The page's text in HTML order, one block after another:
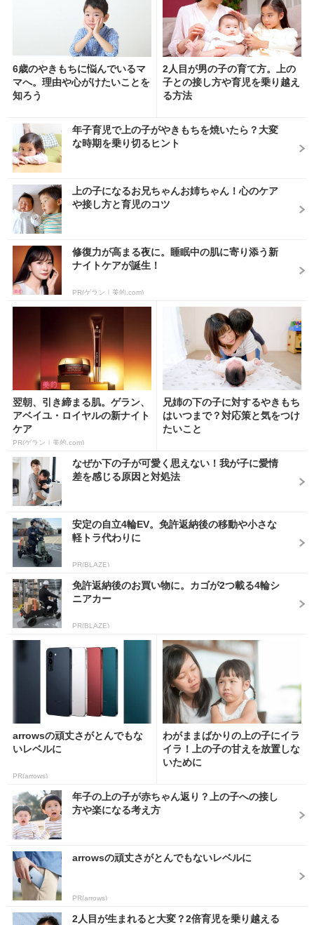
6歳のやきもちに悩んでいるマ
マへ。理由や心がけたいことを
知ろう
2人目が男の子の育て方。上の
子との接し方や育児を乗り越え
る方法
年子育児で上の子がやきもちを焼いたら？大変
な時期を乗り切るヒント
上の子になるお兄ちゃんお姉ちゃん！心のケア
や接し方と育児のコツ
修復力が高まる夜に。睡眠中の肌に寄り添う新
ナイトケアが誕生！
PR(ゲラン｜美的.com)
翌朝、引き締まる肌。ゲラン、
アベイユ・ロイヤルの新ナイト
ケア
PR(ゲラン｜美的.com)
兄姉の下の子に対するやきもち
はいつまで？対応策と気をつけ
たいこと
なぜか下の子が可愛く思えない！我が子に愛情
差を感じる原因と対処法
安定の自立4輪EV。免許返納後の移動や小さな
軽トラ代わりに
PR(BLAZE)
免許返納後のお買い物に。カゴが2つ載る4輪シ
ニアカー
PR(BLAZE)
arrowsの頑丈さがとんでもな
いレベルに
PR(arrows)
わがままばかりの上の子にイラ
イラ！上の子の甘えを放置しな
いために
年子の上の子が赤ちゃん返り？上の子への接し
方や楽になる考え方
arrowsの頑丈さがとんでもないレベルに
PR(arrows)
2人目が生まれると大変？2倍育児を乗り越える